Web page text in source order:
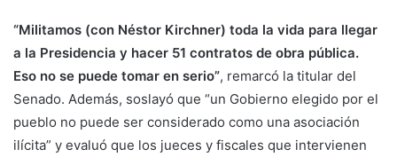
“Militamos (con Néstor Kirchner) toda la vida para llegar
a la Presidencia y hacer 51 contratos de obra pública.
Eso no se puede tomar en serio”, remarcó la titular del
Senado. Además, soslayó que “un Gobierno elegido por el
pueblo no puede ser considerado como una asociación
ilícita” y evaluó que los jueces y fiscales que intervienen